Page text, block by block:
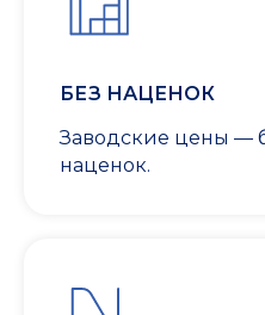
БЕЗ НАЦЕНОК
Заводские цены —
наценок.